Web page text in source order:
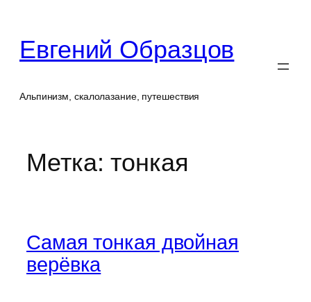
содержимому
Евгений Образцов
Альпинизм, скалолазание, путешествия
Метка:тонкая
Самая тонкая двойная
верёвка